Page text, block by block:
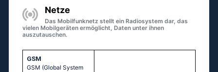
Netze
Das Mobilfunknetz stellt ein Radiosystem dar, das
vielen Mobilgeräten ermöglicht, Daten unter ihnen
auszutauschen.
GSM
GSM (Global System